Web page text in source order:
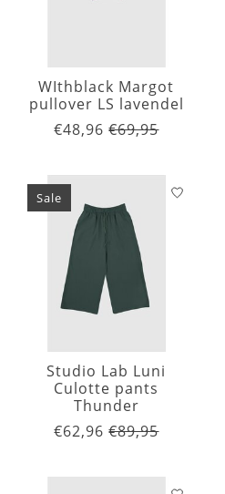
WIthblack Margot
pullover LS lavendel
€48,96 €69,95
Sale
Studio Lab Luni
Culotte pants
Thunder
€62,96 €89,95